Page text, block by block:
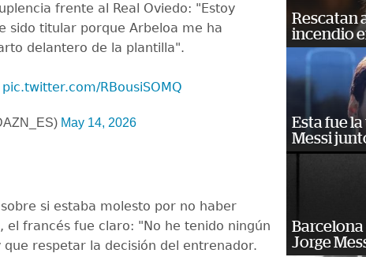
frente al Real Oviedo: "Estoy
sido titular porque Arbeloa me ha
delantero de la plantilla".
pic.twitter.com/RBousiSOMQ
May 14, 2026
si estaba molesto por no haber
el francés fue claro: "No he tenido ningún
que respetar la decisión del entrenador.
Rescatan
incendio
Esta fue
Messi
Jorge